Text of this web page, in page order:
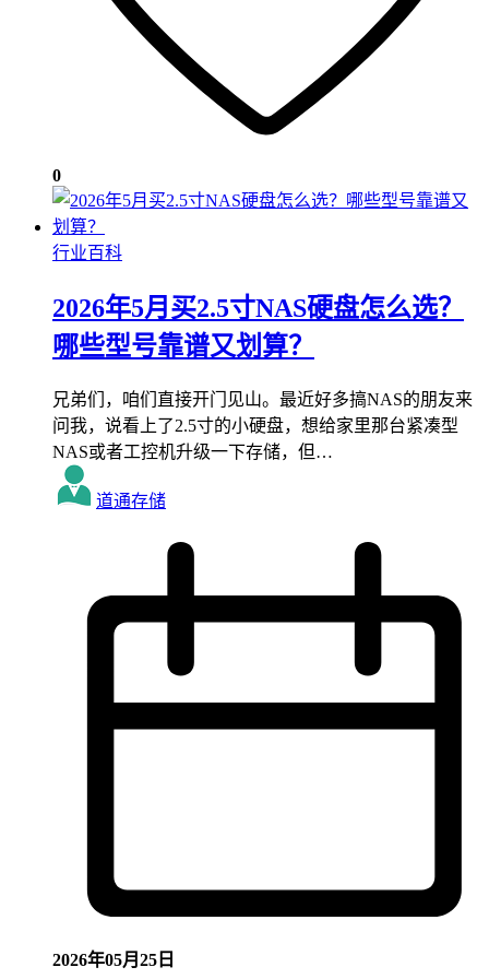
0
行业百科
2026年5月买2.5寸NAS硬盘怎么选？
哪些型号靠谱又划算？
兄弟们，咱们直接开门见山。最近好多搞NAS的朋友来
问我，说看上了2.5寸的小硬盘，想给家里那台紧凑型
NAS或者工控机升级一下存储，但…
道通存储
2026年05月25日